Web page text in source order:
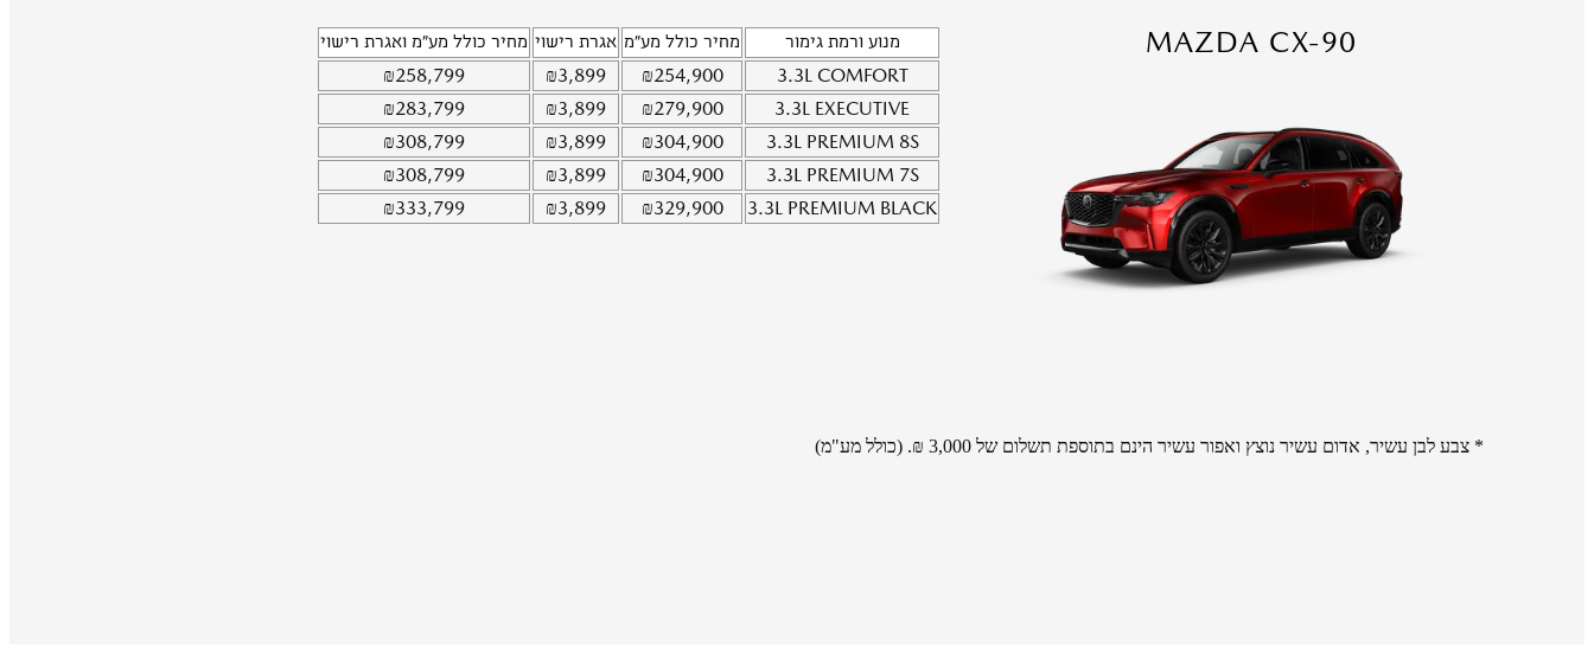
MAZDA CX-90 מנוע ורמת גימור מחיר כולל מע"מ אגרת רישוי מחיר כולל מע"מ ואגרת רישוי
3.3L COMFORT
₪254,900
₪3,899
₪258,799
3.3L EXECUTIVE
₪279,900
₪3,899
₪283,799
3.3L PREMIUM 8S
₪304,900
₪3,899
₪308,799
3.3L PREMIUM 7S
₪304,900
₪3,899
₪308,799
3.3L PREMIUM BLACK
₪329,900
₪3,899
₪333,799
* צבע לבן עשיר, אדום עשיר נוצץ ואפור עשיר הינם בתוספת תשלום של 3,000 ₪. (כולל מע"מ)